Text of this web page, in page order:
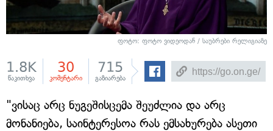
ფოტო: ფოტო ვიდეოდან / საუბრები რელიგიაზე
1.8K
წაკითხვა
30
კომენტარი
715
გაზიარება
"ვისაც არც ნუგეშისცემა შეუძლია და არც
მონანიება, საინტერესოა რას ემსახურება ასეთი